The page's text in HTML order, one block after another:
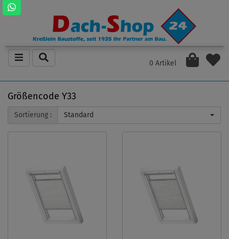
0 Artikel
Größencode Y33
Sortierung : Standard